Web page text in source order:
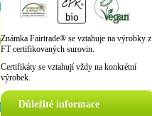
Známka Fairtrade® se vztahuje na výrobky z
FT certifikovaných surovin.
Certifikáty se vztahují vždy na konkrétní
výrobek.
Důležité informace